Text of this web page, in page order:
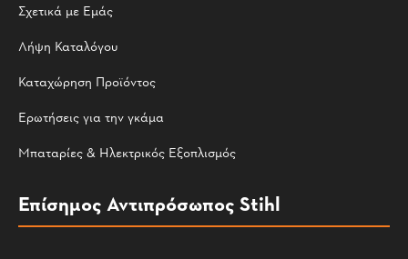
Σχετικά με Εμάς
Λήψη Καταλόγου
Καταχώρηση Προϊόντος
Ερωτήσεις για την γκάμα
Μπαταρίες & Ηλεκτρικός Εξοπλισμός
Επίσημος Αντιπρόσωπος Stihl